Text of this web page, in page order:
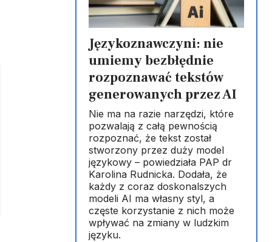
Językoznawczyni: nie
umiemy bezbłędnie
rozpoznawać tekstów
generowanych przez AI
Nie ma na razie narzędzi, które
pozwalają z całą pewnością
rozpoznać, że tekst został
stworzony przez duży model
językowy – powiedziała PAP dr
Karolina Rudnicka. Dodała, że
każdy z coraz doskonalszych
modeli AI ma własny styl, a
częste korzystanie z nich może
wpływać na zmiany w ludzkim
języku.